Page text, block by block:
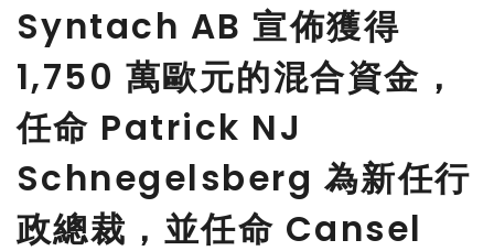
Syntach AB 宣佈獲得
1,750 萬歐元的混合資金，
任命 Patrick NJ
Schnegelsberg 為新任行
政總裁，並任命 Cansel